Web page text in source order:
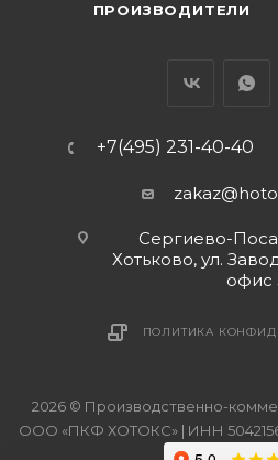
ПРОИЗВОДИТЕЛИ
+7(495) 231-40-40
Сергиево-
Хотьково, ул.
офис
ПОЛИТИКА
2026 © Производственно-
ООО «ПКФ ХОТОКС» | ИНН